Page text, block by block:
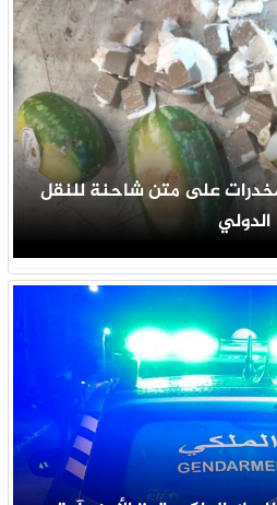
على متن شاحنة للنقل
الدولي